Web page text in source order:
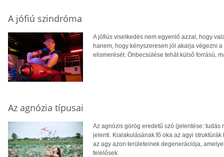
A jófiú szindróma
A jófiús viselkedés nem egyenlő azzal, hogy
hanem, hogy kényszeresen jól akarja végezni
elismerését. Önbecsülése tehát külső forrású,
Az agnózia típusai
Az agnózis görög eredetű szó (jelentése:
jelenti. Kialakulásának fő oka az agyi
az agy azon területeinek degenerációja,
felelősek.